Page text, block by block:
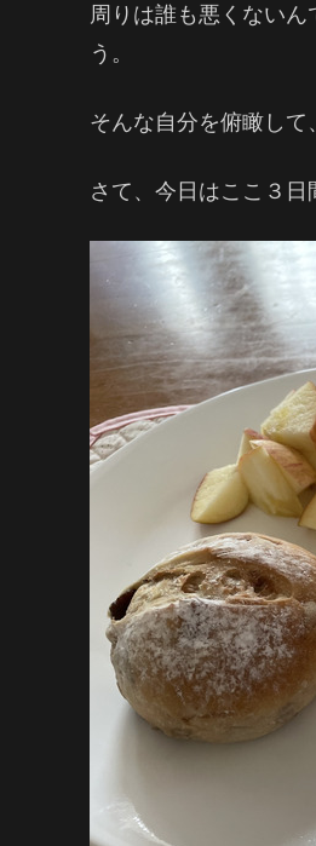
周りは誰も悪くない
う。
そんな自分を俯瞰して
さて、今日はここ３日